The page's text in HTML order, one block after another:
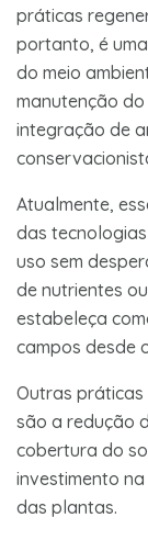
práticas
portanto, é
do meio
manutenção
integração de
Atualmente,
das
uso sem
de nutrientes
estabeleça
campos desde
Outras
são a redução
cobertura do
investimento
das plantas.